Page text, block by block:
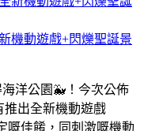
機動遊戲+閃爍聖誕景
洋公園🐳！今次公佈
推出全新機動遊戲
嘅佳餚，同刺激嘅機動